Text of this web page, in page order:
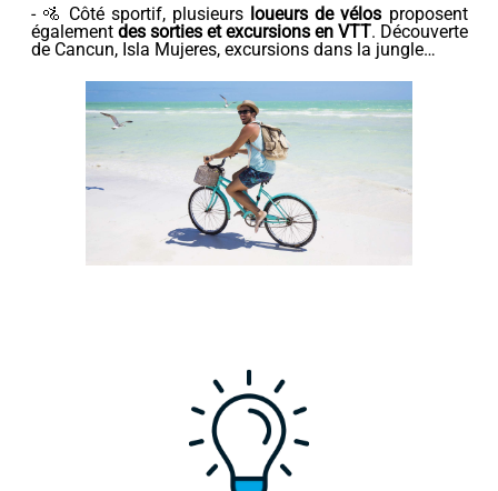
- 🚵 Côté sportif, plusieurs loueurs de vélos proposent
également des sorties et excursions en VTT. Découverte
de Cancun, Isla Mujeres, excursions dans la jungle…